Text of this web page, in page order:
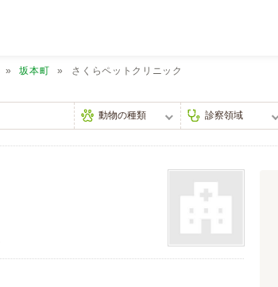
坂本町 さくらペットクリニック